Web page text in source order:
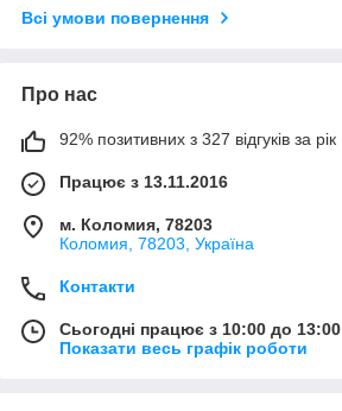
Всі умови повернення
Про нас
92% позитивних з 327 відгуків за рік
Працює з 13.11.2016
м. Коломия, 78203
Коломия, 78203, Україна
Контакти
Сьогодні працює з 10:00 до 13:00
Показати весь графік роботи